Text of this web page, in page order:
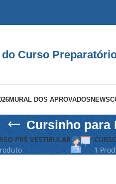
Curso
MURAL DOS APROVADOS NEWS
Cursinho para
PRÉ VESTIBULAR
1